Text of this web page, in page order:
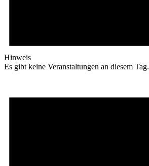
Hinweis
Es gibt keine Veranstaltungen an diesem Tag.